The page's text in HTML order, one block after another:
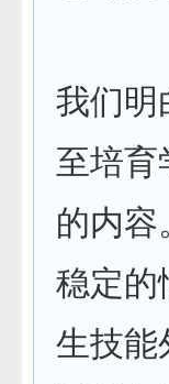
我们明
至培育
的内容
稳定的
生技能